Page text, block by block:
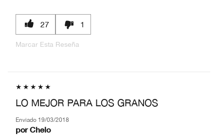
27 1
Marcar Esta Reseña
LO MEJOR PARA LOS GRANOS
Enviado 19/03/2018
por Chelo